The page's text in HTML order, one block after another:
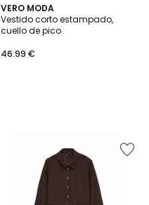
VERO MODA
Vestido corto estampado,
cuello de pico
46.99 €